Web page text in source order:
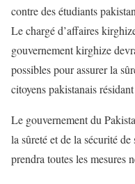
contre des étudiants
Le chargé d’affaires
gouvernement kirghize
possibles pour assurer la
citoyens pakistanais
Le gouvernement du
la sûreté et de la sécurité
prendra toutes les mesures